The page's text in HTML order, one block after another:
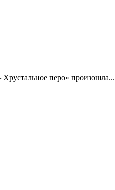
перо» произошла...